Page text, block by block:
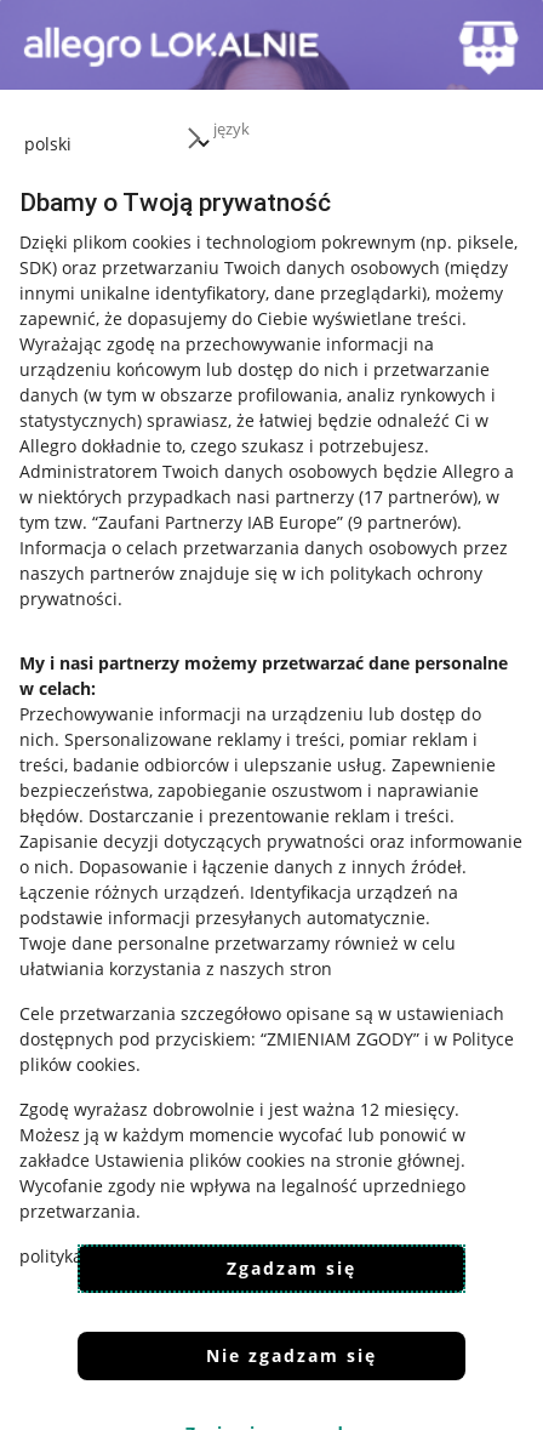
język
Dbamy o Twoją prywatność
Dzięki plikom cookies i technologiom pokrewnym (np. piksele,
SDK) oraz przetwarzaniu Twoich danych osobowych (między
innymi unikalne identyfikatory, dane przeglądarki), możemy
zapewnić, że dopasujemy do Ciebie wyświetlane treści.
Wyrażając zgodę na przechowywanie informacji na
urządzeniu końcowym lub dostęp do nich i przetwarzanie
danych (w tym w obszarze profilowania, analiz rynkowych i
statystycznych) sprawiasz, że łatwiej będzie odnaleźć Ci w
Allegro dokładnie to, czego szukasz i potrzebujesz.
Administratorem Twoich danych osobowych będzie Allegro a
w niektórych przypadkach nasi partnerzy (17 partnerów), w
tym tzw. “Zaufani Partnerzy IAB Europe” (9 partnerów).
Informacja o celach przetwarzania danych osobowych przez
naszych partnerów znajduje się w ich politykach ochrony
prywatności.
My i nasi partnerzy możemy przetwarzać dane personalne
w celach:
Przechowywanie informacji na urządzeniu lub dostęp do
nich. Spersonalizowane reklamy i treści, pomiar reklam i
treści, badanie odbiorców i ulepszanie usług. Zapewnienie
bezpieczeństwa, zapobieganie oszustwom i naprawianie
błędów. Dostarczanie i prezentowanie reklam i treści.
Zapisanie decyzji dotyczących prywatności oraz informowanie
o nich. Dopasowanie i łączenie danych z innych źródeł.
Łączenie różnych urządzeń. Identyfikacja urządzeń na
podstawie informacji przesyłanych automatycznie.
Twoje dane personalne przetwarzamy również w celu
ułatwiania korzystania z naszych stron
Cele przetwarzania szczegółowo opisane są w ustawieniach
dostępnych pod przyciskiem: “ZMIENIAM ZGODY” i w Polityce
plików cookies.
Zgodę wyrażasz dobrowolnie i jest ważna 12 miesięcy.
Możesz ją w każdym momencie wycofać lub ponowić w
zakładce Ustawienia plików cookies na stronie głównej.
Wycofanie zgody nie wpływa na legalność uprzedniego
przetwarzania.
polityka plików cookies
polityka ochrony prywatności
Zgadzam się
Nie zgadzam się
Przydatne informacje
Jak to działa
Napisz do nas
Allegro Gadane dla kupujących
Mapa miejscowości
Informacje prawne
Regulamin
Polityka plików "cookies"
Ustawienia plików "cookies"
Udostępnianie lokalizacji
Informacje dla Aktu o Usługach Cyfrowych
Pobierz aplikację
Korzystanie z serwisu oznacza akceptacjęregulaminu